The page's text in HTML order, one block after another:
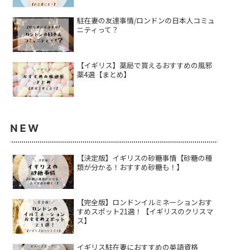
駐在妻の友達事情/ロンドンの日本人コミュ
ニティって？
【イギリス】薬局で買えるおすすめの風邪
薬4選【まとめ】
NEW
【決定版】イギリスの砂糖事情【砂糖の種
類が分かる！おすすめ砂糖も！】
【完全版】ロンドンイルミネーションおす
すめスポット21選！【イギリスのクリスマ
ス】
イギリス駐在妻におすすめの英語資格